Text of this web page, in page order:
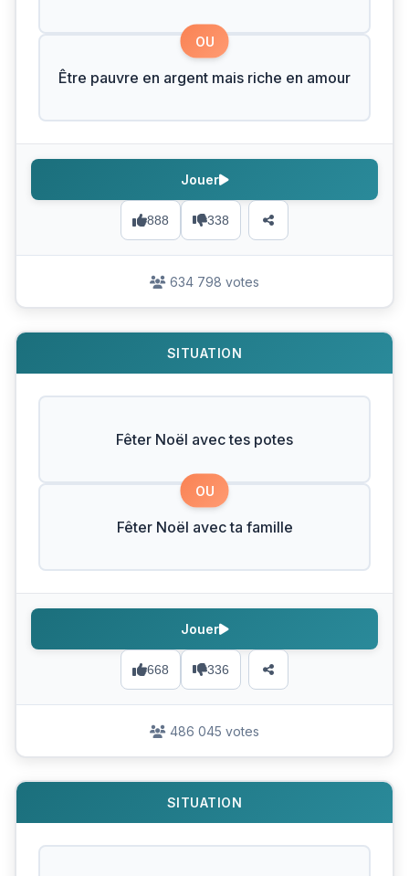
OU
Être pauvre en argent mais riche en amour
888 338
Jouer
634 798 votes
SITUATION
Fêter Noël avec tes potes
OU
Fêter Noël avec ta famille
668 336
Jouer
486 045 votes
SITUATION